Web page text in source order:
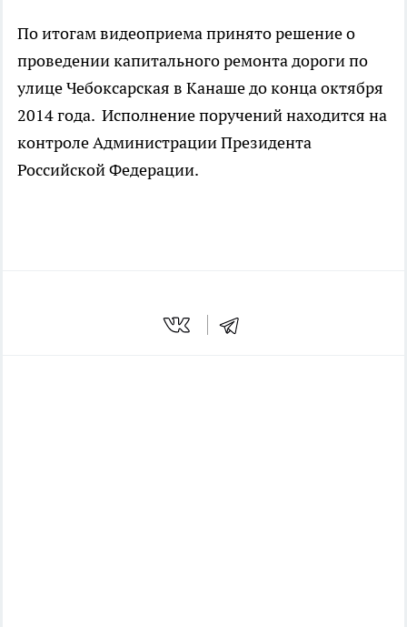
По итогам видеоприема принято решение о
проведении капитального ремонта дороги по
улице Чебоксарская в Канаше до конца октября
2014 года. Исполнение поручений находится на
контроле Администрации Президента
Российской Федерации.